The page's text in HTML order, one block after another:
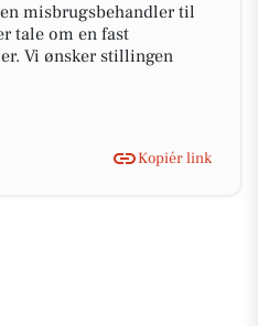
misbrugsbehandler til
tale om en fast
Vi ønsker stillingen
Kopiér link